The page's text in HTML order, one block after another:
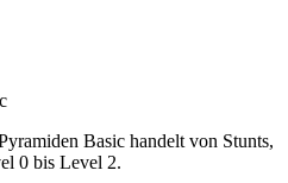
Basic handelt von Stunts,
0 bis Level 2.